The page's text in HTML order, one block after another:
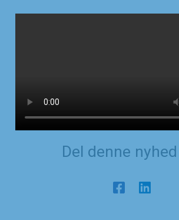
Del denne